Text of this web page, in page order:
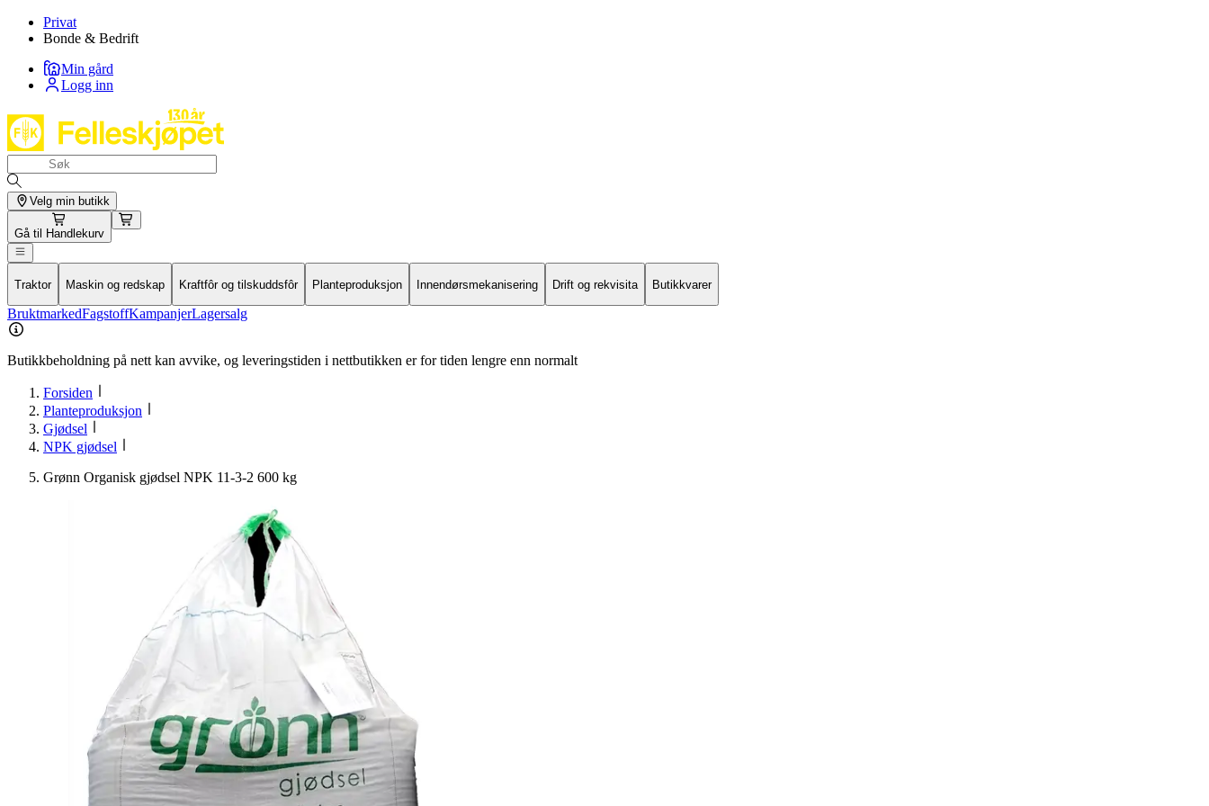
Privat
Bonde & Bedrift
Min gård
Logg inn
Velg min butikk
Gå til Handlekurv
Traktor Maskin og redskap Kraftfôr og tilskuddsfôr Planteproduksjon Innendørsmekanisering Drift og rekvisita Butikkvarer
BruktmarkedFagstoffKampanjerLagersalg
Butikkbeholdning på nett kan avvike, og leveringstiden i nettbutikken er for tiden lengre enn normalt
Forsiden
Planteproduksjon
Gjødsel
NPK gjødsel
Grønn Organisk gjødsel NPK 11-3-2 600 kg